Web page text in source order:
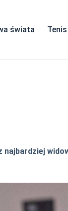
świata Tenis
najbardziej